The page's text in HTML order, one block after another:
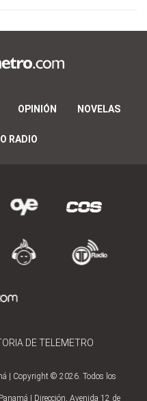
OPINIÓN NOVELAS
RADIO
DE TELEMETRO
| Copyright © 2026. Todos los
| Dirección, Avenida 12 de